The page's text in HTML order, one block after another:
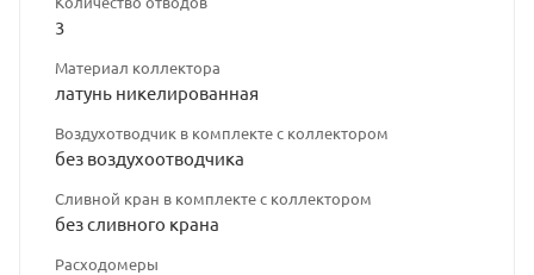
3
Материал коллектора
латунь никелированная
Воздухотводчик в комплекте с коллектором
без воздухоотводчика
Сливной кран в комплекте с коллектором
без сливного крана
Расходомеры